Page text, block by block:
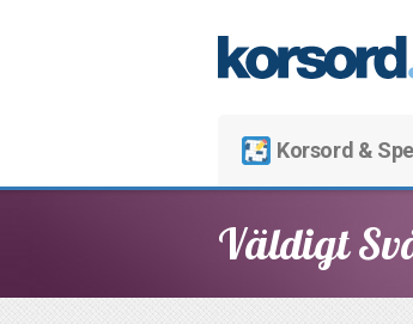
Korsord & Spel
Väldigt